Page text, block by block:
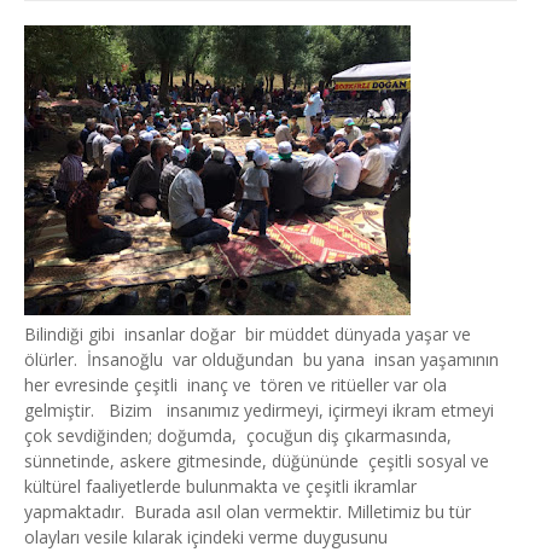
Bilindiği gibi insanlar doğar bir müddet dünyada yaşar ve
ölürler. İnsanoğlu var olduğundan bu yana insan yaşamının
her evresinde çeşitli inanç ve tören ve ritüeller var ola
gelmiştir. Bizim insanımız yedirmeyi, içirmeyi ikram etmeyi
çok sevdiğinden; doğumda, çocuğun diş çıkarmasında,
sünnetinde, askere gitmesinde, düğününde çeşitli sosyal ve
kültürel faaliyetlerde bulunmakta ve çeşitli ikramlar
yapmaktadır. Burada asıl olan vermektir. Milletimiz bu tür
olayları vesile kılarak içindeki verme duygusunu